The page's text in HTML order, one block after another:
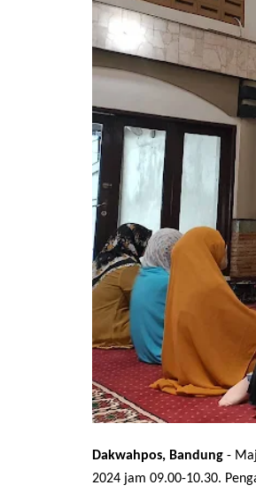
Dakwahpos, Bandung -
2024 jam 09.00-10.30.